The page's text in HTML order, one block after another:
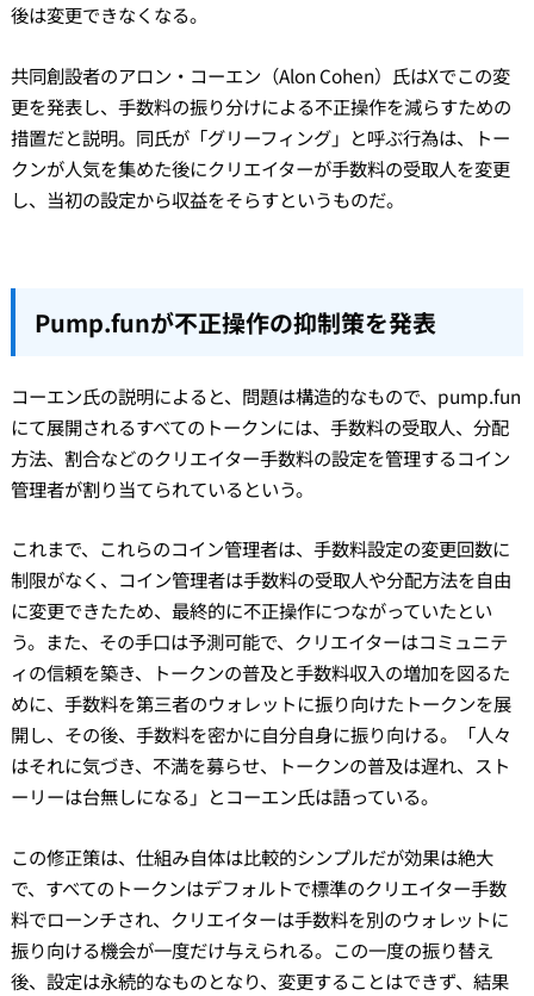
後は変更できなくなる。
共同創設者のアロン・コーエン（Alon Cohen）氏はXでこの変
更を発表し、手数料の振り分けによる不正操作を減らすための
措置だと説明。同氏が「グリーフィング」と呼ぶ行為は、トー
クンが人気を集めた後にクリエイターが手数料の受取人を変更
し、当初の設定から収益をそらすというものだ。
Pump.funが不正操作の抑制策を発表
コーエン氏の説明によると、問題は構造的なもので、pump.fun
にて展開されるすべてのトークンには、手数料の受取人、分配
方法、割合などのクリエイター手数料の設定を管理するコイン
管理者が割り当てられているという。
これまで、これらのコイン管理者は、手数料設定の変更回数に
制限がなく、コイン管理者は手数料の受取人や分配方法を自由
に変更できたため、最終的に不正操作につながっていたとい
う。また、その手口は予測可能で、クリエイターはコミュニテ
ィの信頼を築き、トークンの普及と手数料収入の増加を図るた
めに、手数料を第三者のウォレットに振り向けたトークンを展
開し、その後、手数料を密かに自分自身に振り向ける。「人々
はそれに気づき、不満を募らせ、トークンの普及は遅れ、スト
ーリーは台無しになる」とコーエン氏は語っている。
この修正策は、仕組み自体は比較的シンプルだが効果は絶大
で、すべてのトークンはデフォルトで標準のクリエイター手数
料でローンチされ、クリエイターは手数料を別のウォレットに
振り向ける機会が一度だけ与えられる。この一度の振り替え
後、設定は永続的なものとなり、変更することはできず、結果